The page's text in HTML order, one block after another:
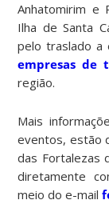
Anhatomirim e
Ilha de Santa
pelo traslado a
empresas de
região.
Mais
eventos, estão
das Fortalezas
diretamente
meio do e-mail